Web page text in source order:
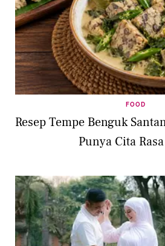
FOOD
Resep Tempe Benguk
Punya Cita